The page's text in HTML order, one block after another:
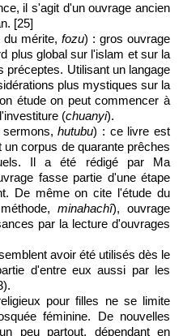
il s'agit d'un ouvrage ancien
[25]
du mérite,fozu) : gros ouvrage
plus global sur l'islam et sur la
préceptes. Utilisant un langage
plus mystiques sur la
étude on peut commencer à
(chuanyi).
hutubu) : ce livre est
corpus de quarante prêches
Il a été rédigé par Ma
fasse partie d'une étape
De même on cite l'étude du
minahachî), ouvrage
par la lecture d'ouvrages
avoir été utilisés dès le
d'entre eux aussi par les
pour filles ne se limite
féminine. De nouvelles
peu partout, dépendant en